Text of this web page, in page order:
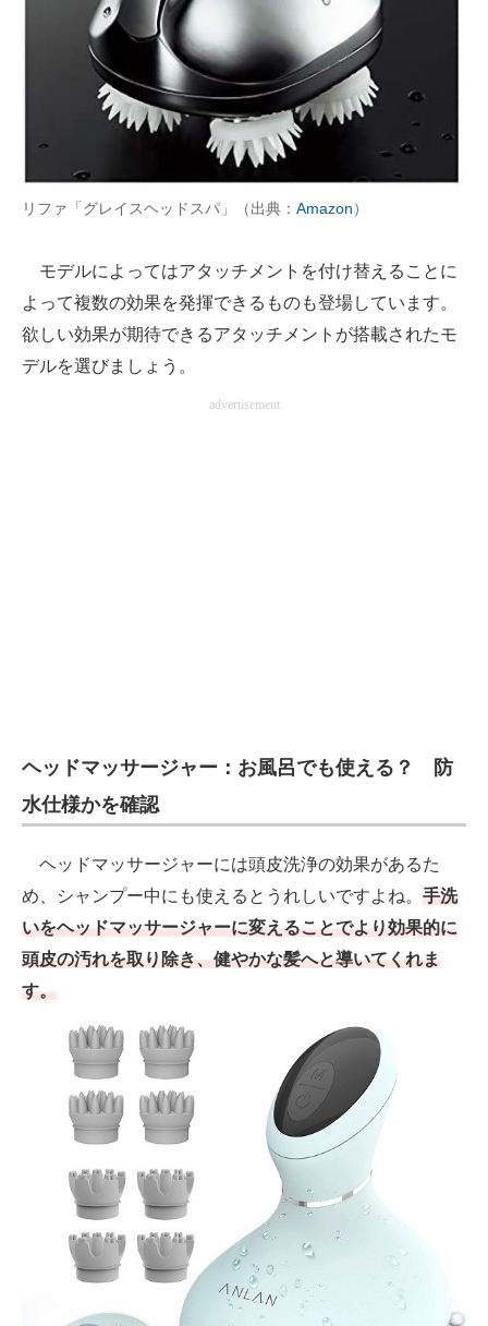
リファ「グレイスヘッドスパ」（出典： Amazon）
モデルによってはアタッチメントを付け替えることに
よって複数の効果を発揮できるものも登場しています。
欲しい効果が期待できるアタッチメントが搭載されたモ
デルを選びましょう。
advertisement
ヘッドマッサージャー：お風呂でも使える？ 防
水仕様かを確認
ヘッドマッサージャーには頭皮洗浄の効果があるた
め、シャンプー中にも使えるとうれしいですよね。 手洗
いをヘッドマッサージャーに変えることでより効果的に
頭皮の汚れを取り除き、健やかな髪へと導いてくれま
す。